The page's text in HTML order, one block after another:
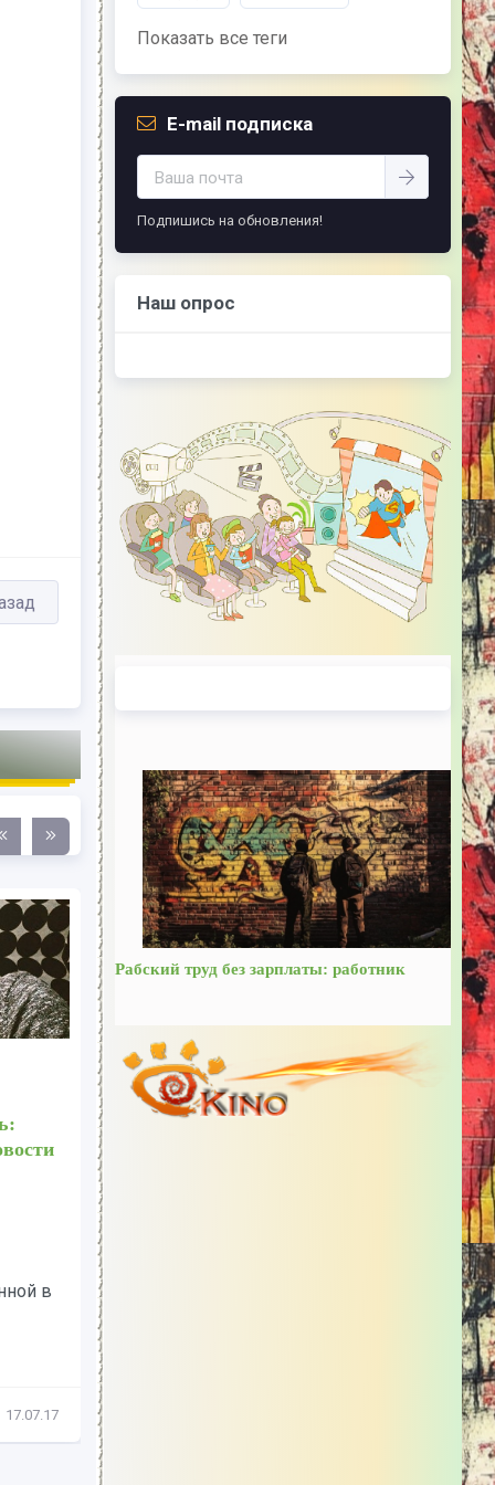
17.07.17
"Разукрашенный" сын
запрещенной в Украине
актрисы шокировал сеть:
никогда не бывает полезен никому, кроме
Показать все теги
E-mail подписка
Подпишись на обновления!
Наш опрос
Рабский труд без зарплаты: работник